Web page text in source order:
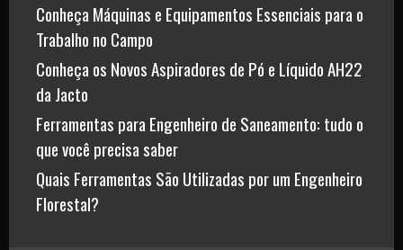
Conheça Máquinas e Equipamentos Essenciais para o
Trabalho no Campo
Conheça os Novos Aspiradores de Pó e Líquido AH22
da Jacto
Ferramentas para Engenheiro de Saneamento: tudo o
que você precisa saber
Quais Ferramentas São Utilizadas por um Engenheiro
Florestal?